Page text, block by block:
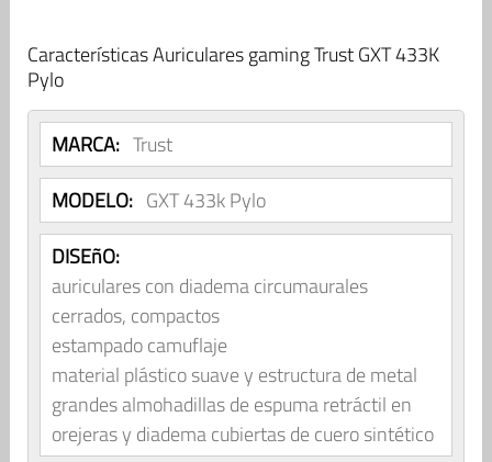
Características Auriculares gaming Trust GXT 433K
Pylo
MARCA: Trust
MODELO: GXT 433k Pylo
DISEñO:
auriculares con diadema circumaurales
cerrados, compactos
estampado camuflaje
material plástico suave y estructura de metal
grandes almohadillas de espuma retráctil en
orejeras y diadema cubiertas de cuero sintético